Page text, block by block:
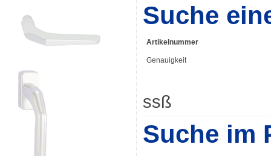
Suche
Artikelnummer
Genauigkeit
ssß
Suche im